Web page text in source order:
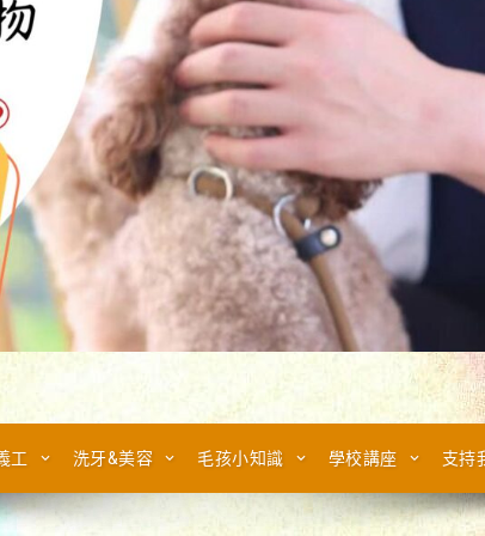
工 洗牙&美容 毛孩小知識 學校講座 支持